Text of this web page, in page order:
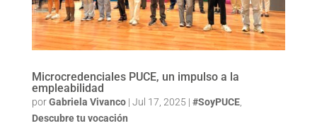
Microcredenciales PUCE, un impulso a la
empleabilidad
porGabriela Vivanco| Jul 17, 2025 | #SoyPUCE,
Descubre tu vocación